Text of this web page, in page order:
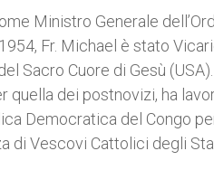
Ministro Generale
Fr. Michael è stato
Sacro Cuore di Gesù
dei postnovizi, ha
Democratica del Congo
di Vescovi Cattolici degli